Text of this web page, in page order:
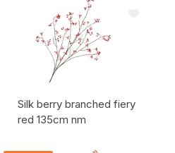
Silk berry branched fiery
red 135cm nm
Artikelcode: